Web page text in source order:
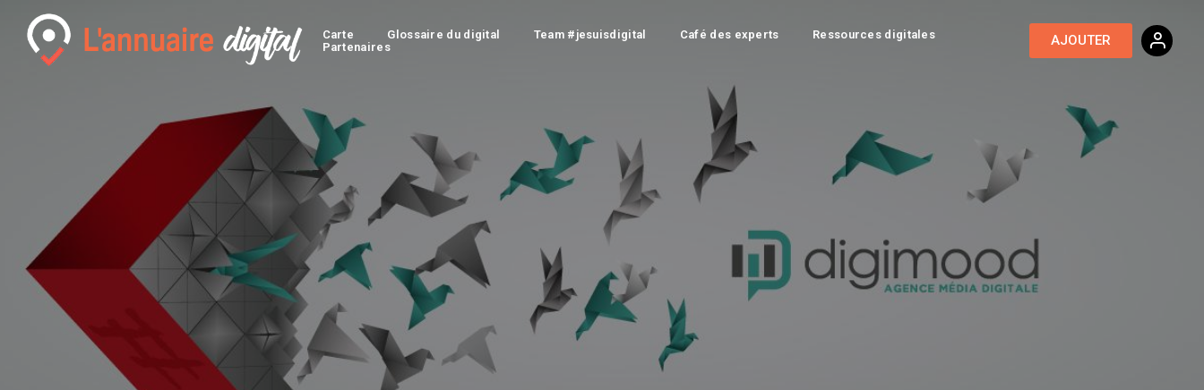
Carte Glossaire du digital Team #jesuisdigital Café des experts
Ressources digitales
Partenaires
AJOUTER